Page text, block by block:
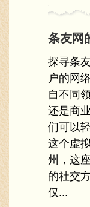
条友网
探寻条
户的网
自不同
还是商
们可以
这个虚
州，这
的社交
仅...